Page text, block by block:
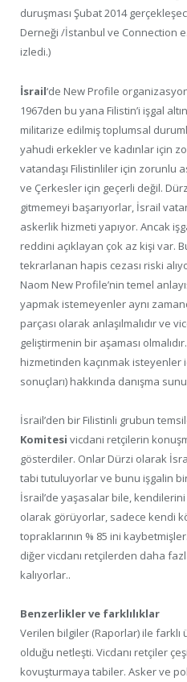
duruşması Şubat 2014
Derneği /İstanbul ve Connection
izledi.)
İsrail‘de New Profile
1967den bu yana Filistin’i işgal
militarize edilmiş toplumsal
yahudi erkekler ve kadınlar için
vatandaşı Filistinliler için zorunlu
ve Çerkesler için geçerli değil.
gitmemeyi başarıyorlar, İsrail
askerlik hizmeti yapıyor. Ancak
reddini açıklayan çok az kişi var.
tekrarlanan hapis cezası riski
Naom New Profile’nin temel
yapmak istemeyenler aynı
parçası olarak anlaşılmalıdır ve
geliştirmenin bir aşaması
hizmetinden kaçınmak isteyenler
sonuçları) hakkında danışma
İsrail’den bir Filistinli grubun
Komitesi vicdani retçilerin
gösterdiler. Onlar Dürzi olarak
tabi tutuluyorlar ve bunu işgalin
İsrail’de yaşasalar bile, kendilerini
olarak görüyorlar, sadece kendi
topraklarının % 85 ini
diğer vicdanı retçilerden daha
kalıyorlar..
Benzerlikler ve farklılıklar
Verilen bilgiler (Raporlar) ile
olduğu netleşti. Vicdanı retçiler
kovuşturmaya tabiler. Asker ve